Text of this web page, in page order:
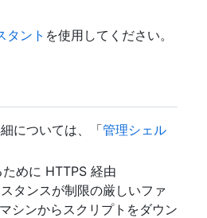
タント を使用してください。
については、「管理シェル
めに HTTPS 経由
タンスが制限の厳しいファ
シンからスクリプトをダウン